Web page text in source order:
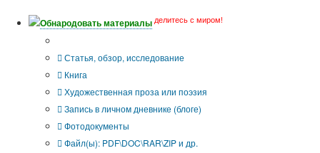
Обнародовать материалы делитесь с миром!
Статья, обзор, исследование
Книга
Художественная проза или поэзия
Запись в личном дневнике (блоге)
Фотодокументы
Файл(ы): PDF\DOC\RAR\ZIP и др.